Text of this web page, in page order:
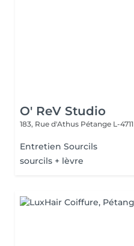
O' ReV Studio
183, Rue d'Athus Pétange L-4711
Entretien Sourcils
sourcils + lèvre